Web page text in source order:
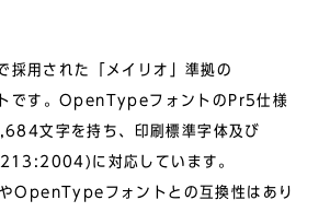
用された「メイリオ」準拠の
です。OpenTypeフォントのPr5仕様
文字を持ち、印刷標準字体及び
に対応しています。
OpenTypeフォントとの互換性はあり